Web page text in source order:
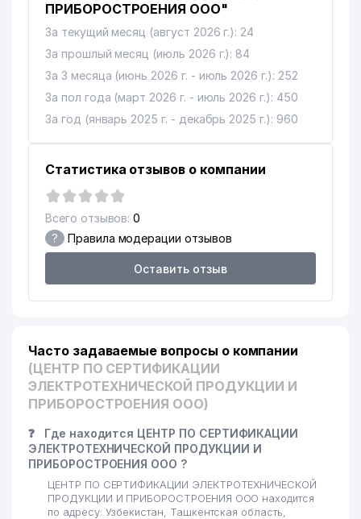
ПРИБОРОСТРОЕНИЯ ООО"
За текущий месяц (август 2026 г.): 24
За прошлый месяц (июль 2026 г.): 84
За 3 месяца (июнь 2026 г. - июль 2026 г.): 252
За пол года (март 2026 г. - июль 2026 г.): 450
За год (январь 2025 г. - декабрь 2025 г.): 960
Статистика отзывов о компании
Всего отзывов: 0
? Правила модерации отзывов
Оставить отзыв
Часто задаваемые вопросы о компании
(ЦЕНТР ПО СЕРТИФИКАЦИИ
ЭЛЕКТРОТЕХНИЧЕСКОЙ ПРОДУКЦИИ И
ПРИБОРОСТРОЕНИЯ ООО)
❓
Где находится ЦЕНТР ПО СЕРТИФИКАЦИИ
ЭЛЕКТРОТЕХНИЧЕСКОЙ ПРОДУКЦИИ И
ПРИБОРОСТРОЕНИЯ ООО ?
ЦЕНТР ПО СЕРТИФИКАЦИИ ЭЛЕКТРОТЕХНИЧЕСКОЙ
ПРОДУКЦИИ И ПРИБОРОСТРОЕНИЯ ООО находится
по адресу: Узбекистан, Ташкентская область,